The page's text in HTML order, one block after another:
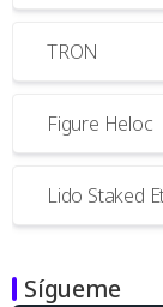
TRON
Figure Heloc
Lido Staked
Sígueme